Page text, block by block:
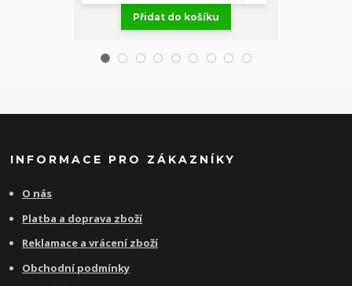
Přidat do košíku
INFORMACE PRO ZÁKAZNÍKY
O nás
Platba a doprava zboží
Reklamace a vrácení zboží
Obchodní podmínky